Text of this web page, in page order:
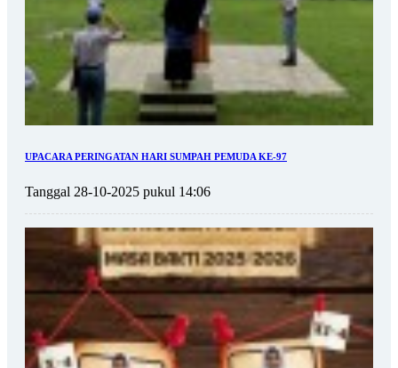
UPACARA PERINGATAN HARI SUMPAH PEMUDA KE-97
Tanggal 28-10-2025 pukul 14:06